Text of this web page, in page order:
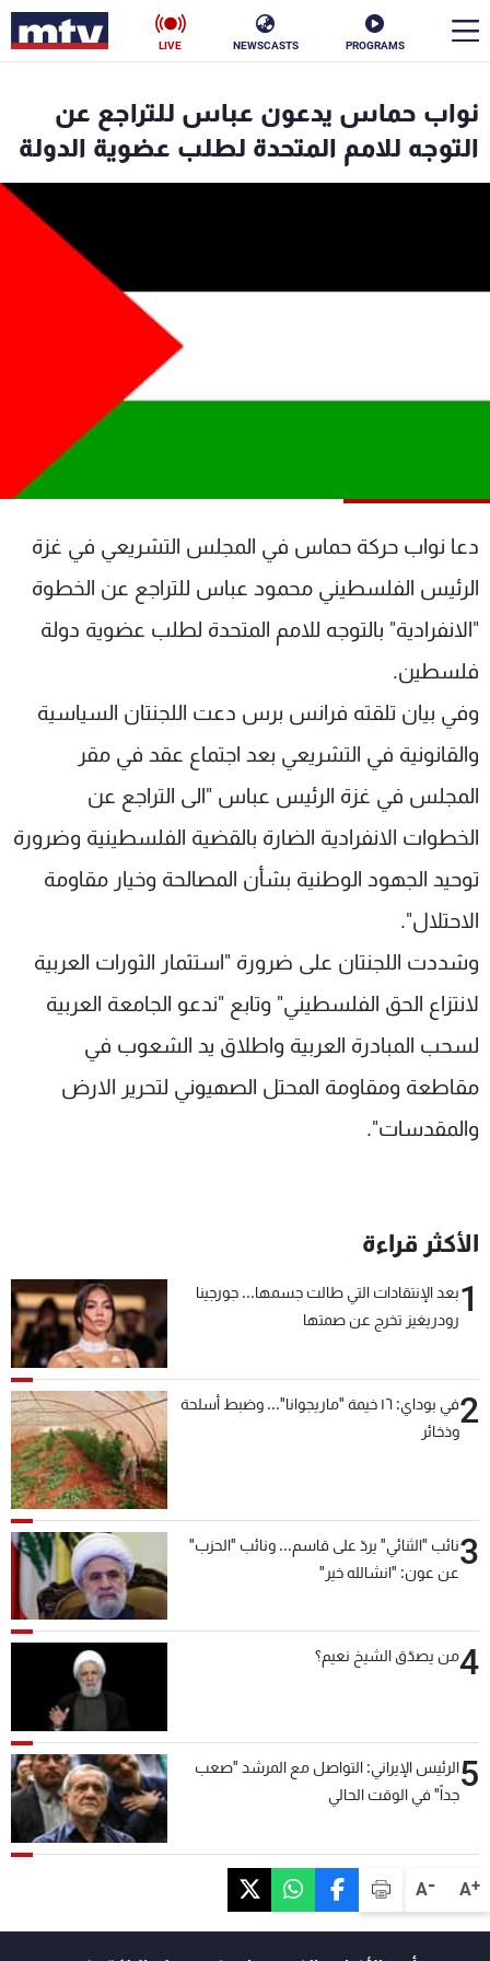
PROGRAMS
NEWSCASTS
LIVE
A+
A-
نواب حماس يدعون عباس للتراجع عن
التوجه للامم المتحدة لطلب عضوية الدولة
دعا نواب حركة حماس في المجلس التشريعي في غزة
الرئيس الفلسطيني محمود عباس للتراجع عن الخطوة
"الانفرادية" بالتوجه للامم المتحدة لطلب عضوية دولة
فلسطين.
وفي بيان تلقته فرانس برس دعت اللجنتان السياسية
والقانونية في التشريعي بعد اجتماع عقد في مقر
المجلس في غزة الرئيس عباس "الى التراجع عن
الخطوات الانفرادية الضارة بالقضية الفلسطينية وضرورة
توحيد الجهود الوطنية بشأن المصالحة وخيار مقاومة
الاحتلال".
وشددت اللجنتان على ضرورة "استثمار الثورات العربية
لانتزاع الحق الفلسطيني" وتابع "ندعو الجامعة العربية
لسحب المبادرة العربية واطلاق يد الشعوب في
مقاطعة ومقاومة المحتل الصهيوني لتحرير الارض
والمقدسات".
الأكثر قراءة
1بعد الإنتقادات التي طالت جسمها... جورجينا
رودريغيز تخرج عن صمتها
2
في بوداي: ١٦ خيمة "ماريجوانا"... وضبط أسلحة
وذخائر
3نائب "الثنائي" يردّ على قاسم... ونائب "الحزب"
عن عون: "انشالله خير"
4من يصدّق الشيخ نعيم؟
5الرئيس الإيراني: التواصل مع المرشد "صعب
جداً" في الوقت الحالي
الأخبار
الترددات
الإنـتـاج
لاعلاناتكم
تواصل معنا